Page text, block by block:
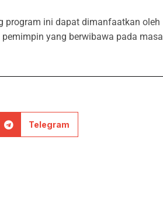
program ini dapat dimanfaatkan oleh
yang berwibawa pada masa
Telegram